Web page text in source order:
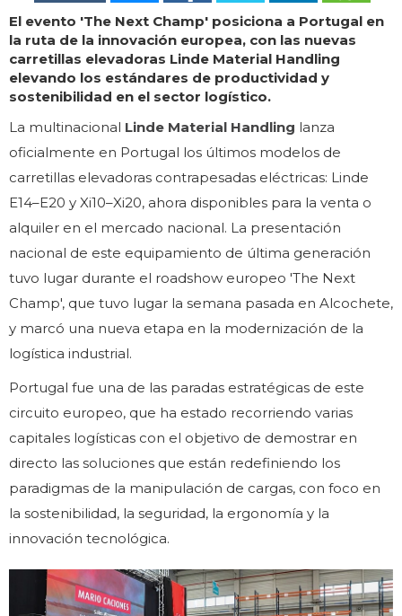
El evento 'The Next Champ' posiciona a Portugal en
la ruta de la innovación europea, con las nuevas
carretillas elevadoras Linde Material Handling
elevando los estándares de productividad y
sostenibilidad en el sector logístico.
La multinacional Linde Material Handling lanza
oficialmente en Portugal los últimos modelos de
carretillas elevadoras contrapesadas eléctricas: Linde
E14–E20 y Xi10–Xi20, ahora disponibles para la venta o
alquiler en el mercado nacional. La presentación
nacional de este equipamiento de última generación
tuvo lugar durante el roadshow europeo 'The Next
Champ', que tuvo lugar la semana pasada en Alcochete,
y marcó una nueva etapa en la modernización de la
logística industrial.
Portugal fue una de las paradas estratégicas de este
circuito europeo, que ha estado recorriendo varias
capitales logísticas con el objetivo de demostrar en
directo las soluciones que están redefiniendo los
paradigmas de la manipulación de cargas, con foco en
la sostenibilidad, la seguridad, la ergonomía y la
innovación tecnológica.